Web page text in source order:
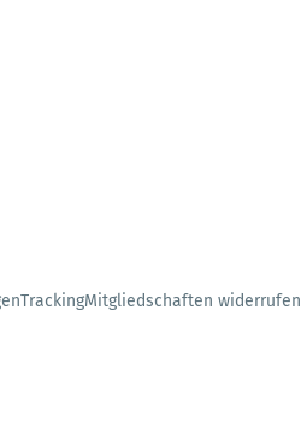
TrackingMitgliedschaften widerrufen